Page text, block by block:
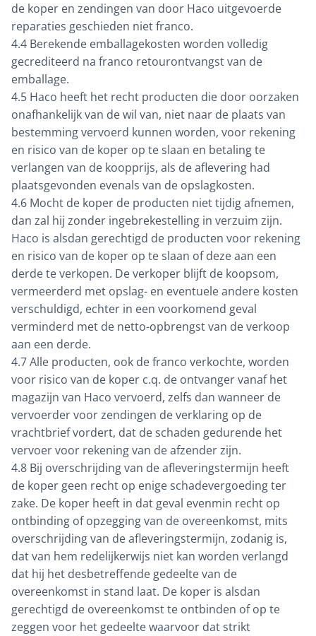
de koper en zendingen van door Haco uitgevoerde
reparaties geschieden niet franco.
4.4 Berekende emballagekosten worden volledig
gecrediteerd na franco retourontvangst van de
emballage.
4.5 Haco heeft het recht producten die door oorzaken
onafhankelijk van de wil van, niet naar de plaats van
bestemming vervoerd kunnen worden, voor rekening
en risico van de koper op te slaan en betaling te
verlangen van de koopprijs, als de aflevering had
plaatsgevonden evenals van de opslagkosten.
4.6 Mocht de koper de producten niet tijdig afnemen,
dan zal hij zonder ingebrekestelling in verzuim zijn.
Haco is alsdan gerechtigd de producten voor rekening
en risico van de koper op te slaan of deze aan een
derde te verkopen. De verkoper blijft de koopsom,
vermeerderd met opslag- en eventuele andere kosten
verschuldigd, echter in een voorkomend geval
verminderd met de netto-opbrengst van de verkoop
aan een derde.
4.7 Alle producten, ook de franco verkochte, worden
voor risico van de koper c.q. de ontvanger vanaf het
magazijn van Haco vervoerd, zelfs dan wanneer de
vervoerder voor zendingen de verklaring op de
vrachtbrief vordert, dat de schaden gedurende het
vervoer voor rekening van de afzender zijn.
4.8 Bij overschrijding van de afleveringstermijn heeft
de koper geen recht op enige schadevergoeding ter
zake. De koper heeft in dat geval evenmin recht op
ontbinding of opzegging van de overeenkomst, mits
overschrijding van de afleveringstermijn, zodanig is,
dat van hem redelijkerwijs niet kan worden verlangd
dat hij het desbetreffende gedeelte van de
overeenkomst in stand laat. De koper is alsdan
gerechtigd de overeenkomst te ontbinden of op te
zeggen voor het gedeelte waarvoor dat strikt